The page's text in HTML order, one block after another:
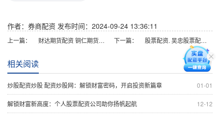
作者：券商配资 发布时间：2024-09-24 13:36:11
上一篇： 财达期货配资 铜仁期货配资：开启财富新篇章，助您投资无忧 下一篇： 股票配资. 吴忠股票配资平台：助力投资，把握财富机遇
相关阅读
01-01
炒股配资炒股 配资炒股网：解锁财富密码，开启投资新篇章
12-12
解锁财富新高度：个人股票配资公司助你扬帆起航